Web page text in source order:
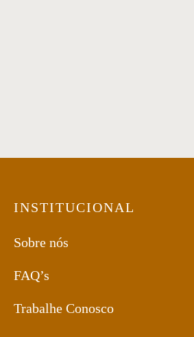
INSTITUCIONAL
Sobre nós
FAQ’s
Trabalhe Conosco